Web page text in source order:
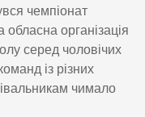
чемпіонат
обласна організація
серед чоловічих
із різних
чимало